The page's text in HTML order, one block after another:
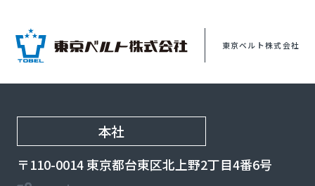
東京ベルト株式会社
本社
〒110-0014 東京都台東区北上野2丁目4番6号